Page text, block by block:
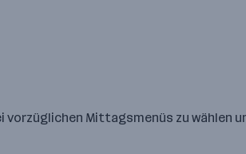
Mittagsmenüs zu wählen